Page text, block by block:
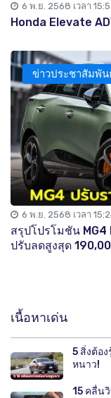
6 พ.ย. 2568 เวลา
Honda Elevate
ข่าวประชาสัมพัน
6 พ.ย. 2568 เวลา
สรุปโปรโมชัน
ปรับลดสูงสุด
เนื้อหาเด่น
5 สิ่งต้อ
หนาว!
15 คลื่น